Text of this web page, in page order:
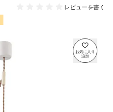
レビューを書く